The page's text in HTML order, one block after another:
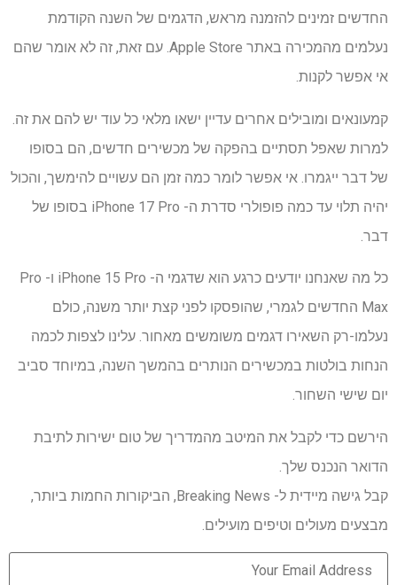
החדשים זמינים להזמנה מראש, הדגמים של השנה הקודמת
נעלמים מהמכירה באתר Apple Store. עם זאת, זה לא אומר שהם
אי אפשר לקנות.
קמעונאים ומובילים אחרים עדיין ישאו מלאי כל עוד יש להם את זה.
למרות שאפל תסתיים בהפקה של מכשירים חדשים, הם בסופו
של דבר ייגמרו. אי אפשר לומר כמה זמן הם עשויים להימשך, והכול
יהיה תלוי עד כמה פופולרי סדרת ה- iPhone 17 Pro בסופו של
דבר.
כל מה שאנחנו יודעים כרגע הוא שדגמי ה- iPhone 15 Pro ו- Pro
Max החדשים לגמרי, שהופסקו לפני קצת יותר משנה, כולם
נעלמו-רק השאירו דגמים משומשים מאחור. עלינו לצפות לכמה
הנחות בולטות במכשירים הנותרים בהמשך השנה, במיוחד סביב
יום שישי השחור.
הירשם כדי לקבל את המיטב מהמדריך של טום ישירות לתיבת
הדואר הנכנס שלך.
קבל גישה מיידית ל- Breaking News, הביקורות החמות ביותר,
מבצעים מעולים וטיפים מועילים.